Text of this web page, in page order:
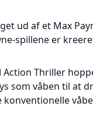
ud af et Max
spillene er
Action Thriller
som våben til at